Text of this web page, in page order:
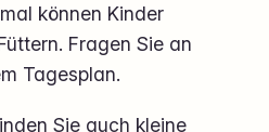
können Kinder
Fragen Sie an
Tagesplan.
Sie auch kleine